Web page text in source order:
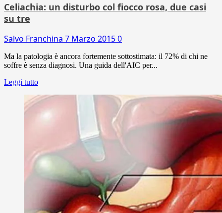
Celiachia: un disturbo col fiocco rosa, due casi
su tre
Salvo Franchina 7 Marzo 20150
Ma la patologia è ancora fortemente sottostimata: il 72% di chi ne
soffre è senza diagnosi. Una guida dell'AIC per...
Leggi tutto